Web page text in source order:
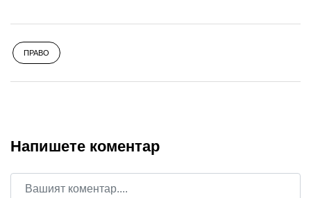
ПРАВО
Напишете коментар